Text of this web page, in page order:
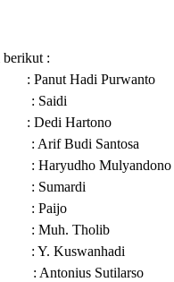
berikut :
: Panut Hadi Purwanto
: Saidi
: Dedi Hartono
: Arif Budi Santosa
: Haryudho Mulyandono
: Sumardi
: Paijo
: Muh. Tholib
: Y. Kuswanhadi
: Antonius Sutilarso